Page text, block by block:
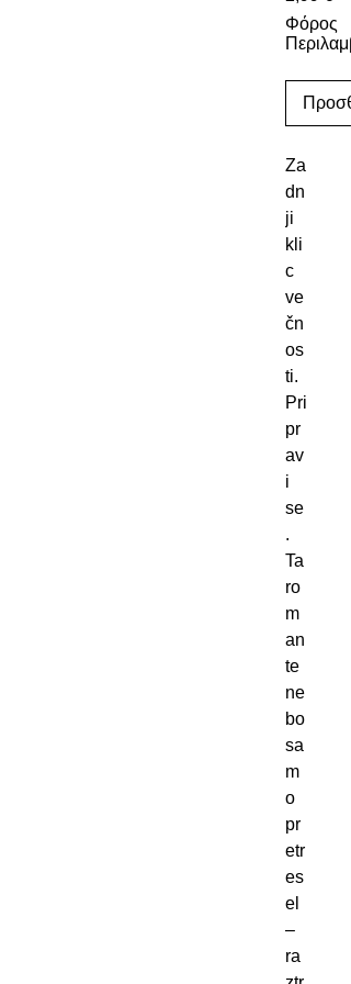
Φόρος
Za
dn
ji
kli
c
ve
čn
os
ti.
Pri
pr
av
i
se
.
Ta
ro
m
an
te
ne
bo
sa
m
o
pr
etr
es
el
–
ra